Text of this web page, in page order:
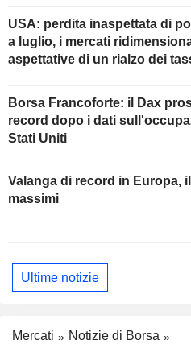
USA: perdita inaspettata di
a luglio, i mercati
aspettative di un rialzo dei
Borsa Francoforte: il Dax
record dopo i dati
Stati Uniti
Valanga di record in Europa,
massimi
Ultime notizie
Mercati
Notizie di Borsa